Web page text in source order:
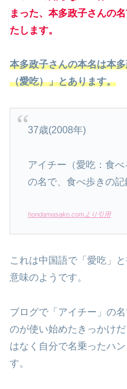
まった、本多政子さんの
たします。
本多政子さんの本名は本
（愛吃）」とあります。
37歳(2008年)
アイチー（愛吃：食べ
の名で、食べ歩きの記
hondamasako.comより引用
これは中国語で「愛吃」
意味のようです。
ブログで「アイチー」の
のが使い始めたきっかけ
はなく自分で名乗ったハ
す。